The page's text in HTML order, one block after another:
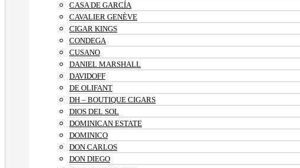
CASA DE GARCÍA
CAVALIER GENÈVE
CIGAR KINGS
CONDEGA
CUSANO
DANIEL MARSHALL
DAVIDOFF
DE OLIFANT
DH – BOUTIQUE CIGARS
DIOS DEL SOL
DOMINICAN ESTATE
DOMINICO
DON CARLOS
DON DIEGO